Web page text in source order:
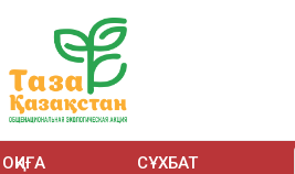
ОҚИҒА СҰХБАТ